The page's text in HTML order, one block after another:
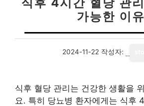
가능한 이유
2024-11-22 작성자:
식후 혈당 관리는 건강한 생활을
요. 특히 당뇨병 환자에게는 식후